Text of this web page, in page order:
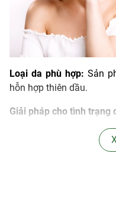
Loại da phù hợp: Sản
hỗn hợp thiên dầu.
Giải pháp cho tình trạng
Da dầu thừa, bít
Da mụn trứng cá